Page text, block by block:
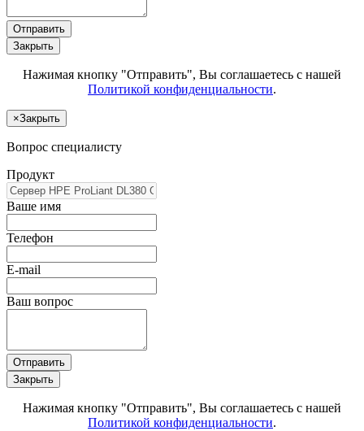
Отправить
Закрыть
Нажимая кнопку "Отправить", Вы соглашаетесь с нашей
Политикой конфиденциальности.
×Закрыть
Вопрос специалисту
Продукт
Ваше имя
Телефон
E-mail
Ваш вопрос
Отправить
Закрыть
Нажимая кнопку "Отправить", Вы соглашаетесь с нашей
Политикой конфиденциальности.